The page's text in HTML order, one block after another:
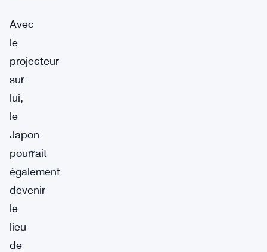
Avec
le
projecteur
sur
lui,
le
Japon
pourrait
également
devenir
le
lieu
de